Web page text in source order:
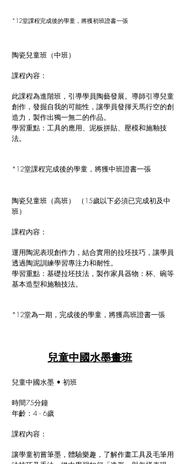
*12堂課程完成後的學童，將獲初班證書一張
陶瓷兒童班（中班）
​課程內容：
此課程為進階班，引導學員陶藝發展。導師引導兒童
創作，發掘自我的可能性，讓學員發揮天馬行空的創
造力，製作出獨一無二的作品。
學習重點：工具的應用、泥板拼貼、壓模和施釉技
法。
*12堂課程完成後的學童，將獲中班證書一張
陶瓷兒童班（高班） （15歲以下必須已完成初及中
班）
​課程內容：
運用陶泥表現創作力，結合實用的拉坯技巧，讓學員
透過陶泥訓練學習專注力和耐性。
學習重點：基礎拉坯技法，製作家具器物：杯、碗等
基本造型和施釉技法。
*12堂為一期，完成後的學童，將獲高班證書一張
兒童中國水墨畫班
兒童中國水墨 • 初班
時間75分鐘
年齡：4 - 6歲
課程內容：
讓學童初嘗筆墨，體驗樂趣，了解作畫工具及毛筆用